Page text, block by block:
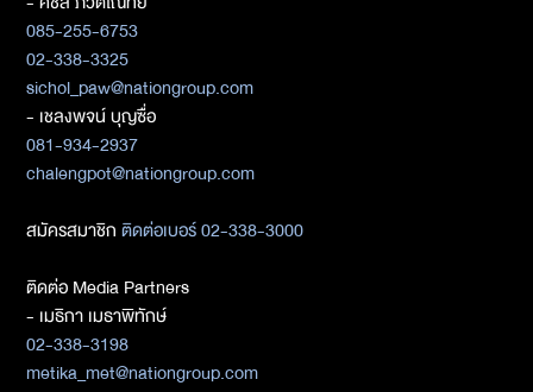
085-255-6753
02-338-3325
sichol_paw@nationgroup.com
- เชลงพจน์ บุญซื่อ
081-934-2937
chalengpot@nationgroup.com
สมัครสมาชิกติดต่อเบอร์ 02-338-3000
ติดต่อ Media Partners
- เมธิกา เมธาพิทักษ์
02-338-3198
metika_met@nationgroup.com